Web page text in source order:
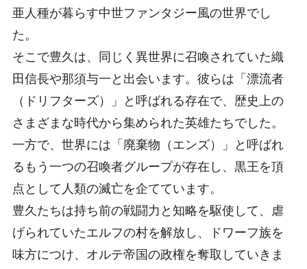
亜人種が暮らす中世ファンタジー風の世界でし
た。
そこで豊久は、同じく異世界に召喚されていた織
田信長や那須与一と出会います。彼らは「漂流者
（ドリフターズ）」と呼ばれる存在で、歴史上の
さまざまな時代から集められた英雄たちでした。
一方で、世界には「廃棄物（エンズ）」と呼ばれ
るもう一つの召喚者グループが存在し、黒王を頂
点として人類の滅亡を企てています。
豊久たちは持ち前の戦闘力と知略を駆使して、虐
げられていたエルフの村を解放し、ドワーフ族を
味方につけ、オルテ帝国の政権を奪取していきま